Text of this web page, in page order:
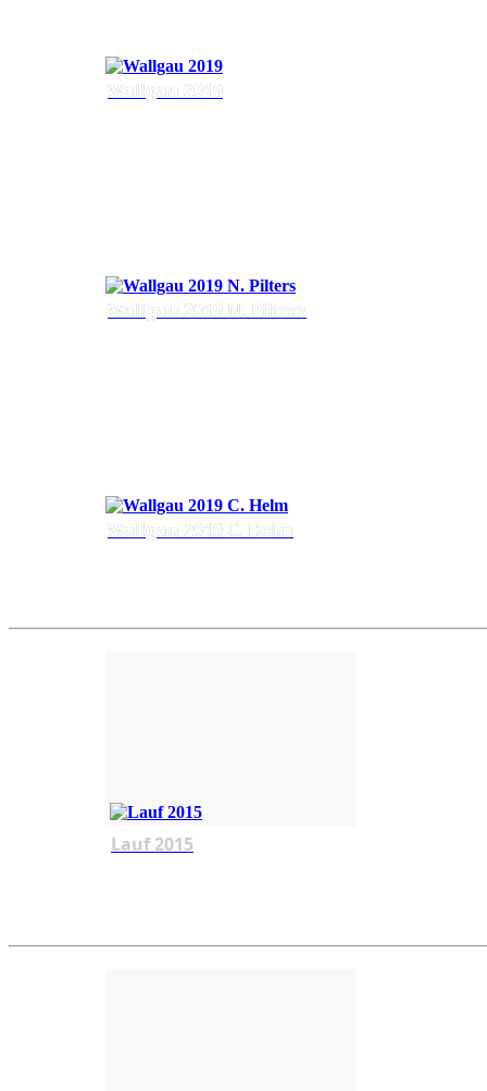
Wallgau 2019
Wallgau 2019 N. Pilters
Wallgau 2019 C. Helm
Lauf 2015